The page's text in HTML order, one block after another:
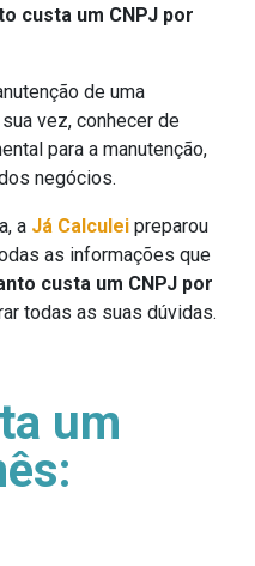
custa um CNPJ por
de uma
vez, conhecer de
para a manutenção,
negócios.
a Já Calculei preparou
as informações que
custa um CNPJ por
todas as suas dúvidas.
um